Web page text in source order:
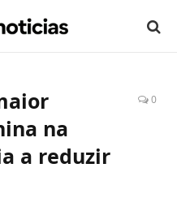
na
a reduzir
0